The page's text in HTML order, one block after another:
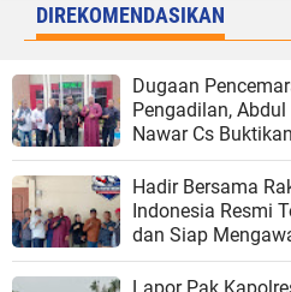
DIREKOMENDASIKAN
Dugaan
Pengadilan,
Nawar Cs
Hadir Bersama
Indonesia Resmi
dan Siap